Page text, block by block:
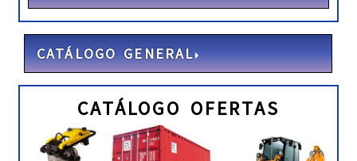
CATÁLOGO GENERAL
CATÁLOGO OFERTAS